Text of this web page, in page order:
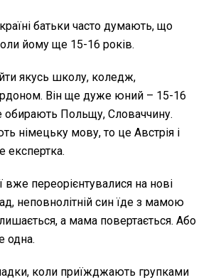
батьки часто думають, що
йому ще 15-16 років.
якусь школу, коледж,
Він ще дуже юний – 15-16
обирають Польщу, Словаччину.
німецьку мову, то це Австрія і
експертка.
вже переорієнтувалися на нові
неповнолітній син їде з мамою
а мама повертається. Або
одна.
коли приїжджають групками